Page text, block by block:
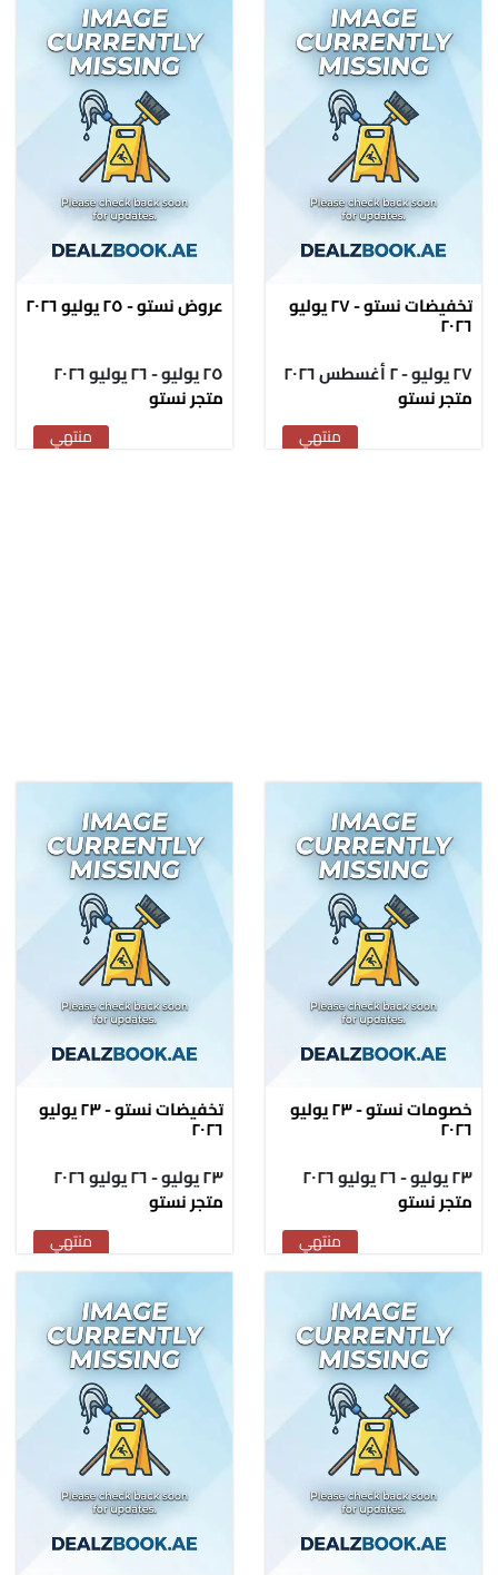
تخفيضات نستو - ٢٧ يوليو
٢٠٢٦
٢٧ يوليو - ٢ أغسطس ٢٠٢٦
متجر نستو
منتهي
عروض نستو - ٢٥ يوليو ٢٠٢٦
٢٥ يوليو - ٢٦ يوليو ٢٠٢٦
متجر نستو
منتهي
خصومات نستو - ٢٣ يوليو
٢٠٢٦
٢٣ يوليو - ٢٦ يوليو ٢٠٢٦
متجر نستو
منتهي
تخفيضات نستو - ٢٣ يوليو
٢٠٢٦
٢٣ يوليو - ٢٦ يوليو ٢٠٢٦
متجر نستو
منتهي